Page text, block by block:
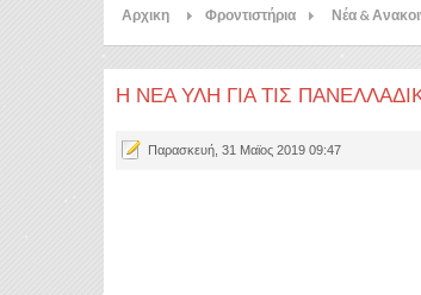
Αρχικη Φροντιστήρια Νέα &
Η ΝΕΑ ΥΛΗ ΓΙΑ ΤΙΣ
Παρασκευή, 31 Μαϊος 2019 09:47